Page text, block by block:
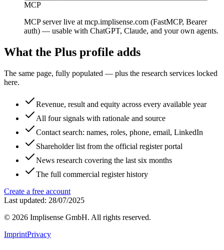
MCP
MCP server live at mcp.implisense.com (FastMCP, Bearer
auth) — usable with ChatGPT, Claude, and your own agents.
What the Plus profile adds
The same page, fully populated — plus the research services locked
here.
Revenue, result and equity across every available year
All four signals with rationale and source
Contact search: names, roles, phone, email, LinkedIn
Shareholder list from the official register portal
News research covering the last six months
The full commercial register history
Create a free account
Last updated: 28/07/2025
© 2026 Implisense GmbH. All rights reserved.
ImprintPrivacy